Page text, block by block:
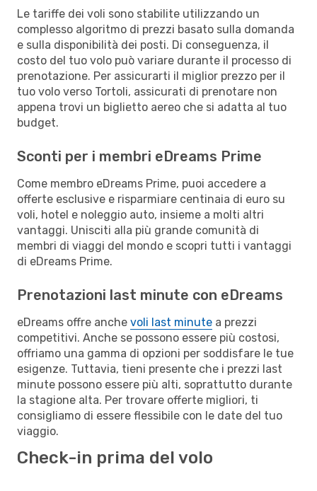
Le tariffe dei voli sono stabilite utilizzando un
complesso algoritmo di prezzi basato sulla domanda
e sulla disponibilità dei posti. Di conseguenza, il
costo del tuo volo può variare durante il processo di
prenotazione. Per assicurarti il miglior prezzo per il
tuo volo verso Tortoli, assicurati di prenotare non
appena trovi un biglietto aereo che si adatta al tuo
budget.
Sconti per i membri eDreams Prime
Come membro eDreams Prime, puoi accedere a
offerte esclusive e risparmiare centinaia di euro su
voli, hotel e noleggio auto, insieme a molti altri
vantaggi. Unisciti alla più grande comunità di
membri di viaggi del mondo e scopri tutti i vantaggi
di eDreams Prime.
Prenotazioni last minute con eDreams
eDreams offre anche voli last minute a prezzi
competitivi. Anche se possono essere più costosi,
offriamo una gamma di opzioni per soddisfare le tue
esigenze. Tuttavia, tieni presente che i prezzi last
minute possono essere più alti, soprattutto durante
la stagione alta. Per trovare offerte migliori, ti
consigliamo di essere flessibile con le date del tuo
viaggio.
Check-in prima del volo